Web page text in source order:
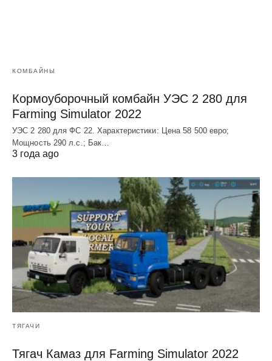
КОМБАЙНЫ
Кормоуборочный комбайн УЭC 2 280 для
Farming Simulator 2022
УЭC 2 280 для ФС 22. Характеристики: Цена 58 500 евро;
Мощность 290 л.с.; Бак…
3 года ago
ТЯГАЧИ
Тягач Камаз для Farming Simulator 2022